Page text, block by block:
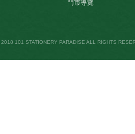
門市導覽
101 STATIONERY PARADISE ALL RIGHTS